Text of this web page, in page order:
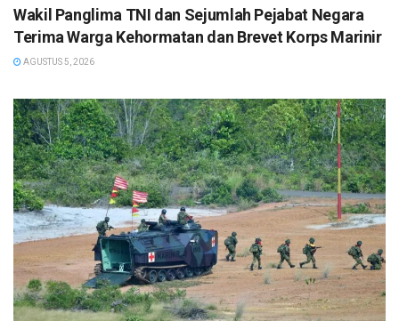
Wakil Panglima TNI dan Sejumlah Pejabat Negara
Terima Warga Kehormatan dan Brevet Korps Marinir
AGUSTUS 5, 2026